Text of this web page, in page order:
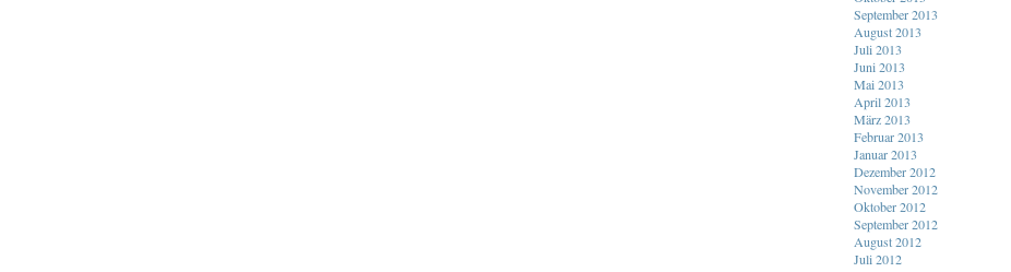
September 2013
August 2013
Juli 2013
Juni 2013
Mai 2013
April 2013
März 2013
Februar 2013
Januar 2013
Dezember 2012
November 2012
Oktober 2012
September 2012
August 2012
Juli 2012